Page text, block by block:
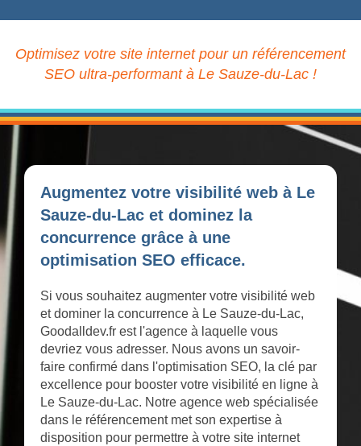
Optimisez votre site internet pour un référencement
SEO ultra-performant à Le Sauze-du-Lac !
Augmentez votre visibilité web à Le
Sauze-du-Lac et dominez la
concurrence grâce à une
optimisation SEO efficace.
Si vous souhaitez augmenter votre visibilité web
et dominer la concurrence à Le Sauze-du-Lac,
Goodalldev.fr est l'agence à laquelle vous
devriez vous adresser. Nous avons un savoir-
faire confirmé dans l'optimisation SEO, la clé par
excellence pour booster votre visibilité en ligne à
Le Sauze-du-Lac. Notre agence web spécialisée
dans le référencement met son expertise à
disposition pour permettre à votre site internet